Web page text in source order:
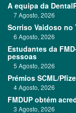
A equipa da
7 Agosto, 2026
Sorriso Vaidoso no
6 Agosto, 2026
Estudantes da
pessoas
5 Agosto, 2026
Prémios SCML/
4 Agosto, 2026
FMDUP obtém
3 Agosto, 2026